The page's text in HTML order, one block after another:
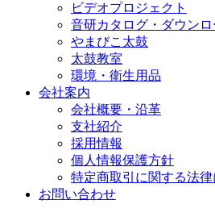
ビデオプロジェクト
音研カタログ・ダウンロ
やまびこ太鼓
太鼓教室
環境・衛生用品
会社案内
会社概要・沿革
支社紹介
採用情報
個人情報保護方針
特定商取引に関する法
お問い合わせ